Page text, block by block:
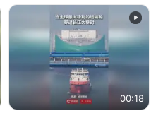
00:18